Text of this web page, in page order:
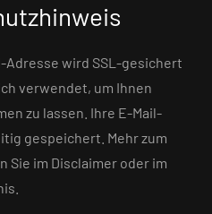
Adresse wird SSL-gesichert
verwendet, um Ihnen
zu lassen. Ihre E-Mail-
gespeichert. Mehr zum
Sie im Disclaimer oder im